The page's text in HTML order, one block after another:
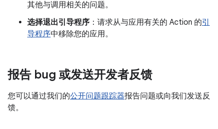
其他与调用相关的问题。
选择退出引导程序 ：请求从与应用有关的 Action 的引
导程序中移除您的应用。
报告 bug 或发送开发者反馈
您可以通过我们的公开问题跟踪器报告问题或向我们发送反
馈。